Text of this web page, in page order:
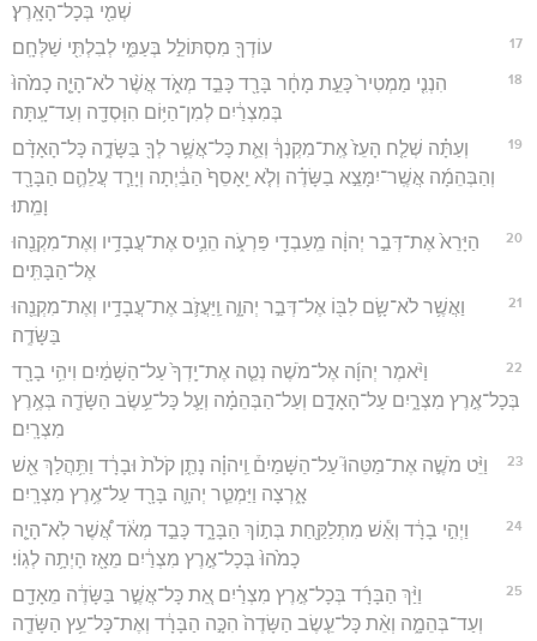
שְׁמִ֖י בְּכָל־הָאָֽרֶץ׃
17 עוֹדְךָ֖ מִסְתּוֹלֵ֣ל בְּעַמִּ֑י לְבִלְתִּ֖י שַׁלְּחָֽם׃
18
הִנְנִ֤י מַמְטִיר֙ כָּעֵ֣ת מָחָ֔ר בָּרָ֖ד כָּבֵ֣ד מְאֹ֑ד אֲשֶׁ֨ר לֹא־הָיָ֤ה כָמֹ֙הוּ֙
בְּמִצְרַ֔יִם לְמִן־הַיּ֥וֹם הִוָּסְדָ֖ה וְעַד־עָֽתָּה׃
19
וְעַתָּ֗ה שְׁלַ֤ח הָעֵז֙ אֶֽת־מִקְנְךָ֔ וְאֵ֛ת כָּל־אֲשֶׁ֥ר לְךָ֖ בַּשָּׂדֶ֑ה כָּל־הָאָדָ֨ם
וְהַבְּהֵמָ֜ה אֲשֶֽׁר־יִמָּצֵ֣א בַשָּׂדֶ֗ה וְלֹ֤א יֵֽאָסֵף֙ הַבַּ֔יְתָה וְיָרַ֧ד עֲלֵהֶ֛ם הַבָּרָ֖ד
וָמֵֽתוּ׃
20
הַיָּרֵא֙ אֶת־דְּבַ֣ר יְהוָ֔ה מֵֽעַבְדֵ֖י פַּרְעֹ֑ה הֵנִ֛יס אֶת־עֲבָדָ֥יו וְאֶת־מִקְנֵ֖הוּ
אֶל־הַבָּתִּֽים׃
21
וַאֲשֶׁ֥ר לֹא־שָׂ֛ם לִבּ֖וֹ אֶל־דְּבַ֣ר יְהוָ֑ה וַֽיַּעֲזֹ֛ב אֶת־עֲבָדָ֥יו וְאֶת־מִקְנֵ֖הוּ
בַּשָּׂדֶֽה׃
22
וַיֹּ֨אמֶר יְהוָ֜ה אֶל־מֹשֶׁה נְטֵ֤ה אֶת־יָֽדְךָ֙ עַל־הַשָּׁמַ֔יִם וִיהִ֥י בָרָ֖ד
בְּכָל־אֶ֣רֶץ מִצְרָ֑יִם עַל־הָאָדָ֣ם וְעַל־הַבְּהֵמָ֗ה וְעַ֛ל כָּל־עֵ֥שֶׂב הַשָּׂדֶ֖ה בְּאֶ֥רֶץ
מִצְרָֽיִם׃
23
וַיֵּ֨ט מֹשֶׁ֣ה אֶת־מַטֵּהוּ֮ עַל־הַשָּׁמַיִם֒ וַֽיהוָ֗ה נָתַ֤ן קֹלֹת֙ וּבָרָ֔ד וַתִּ֥הֲלַךְ אֵ֖שׁ
אָ֑רְצָה וַיַּמְטֵ֧ר יְהוָ֛ה בָּרָ֖ד עַל־אֶ֥רֶץ מִצְרָֽיִם׃
24
וַיְהִ֣י בָרָ֔ד וְאֵ֕שׁ מִתְלַקַּ֖חַת בְּת֣וֹךְ הַבָּרָ֑ד כָּבֵ֣ד מְאֹ֔ד אֲ֠שֶׁר לֹֽא־הָיָ֤ה
כָמֹ֙הוּ֙ בְּכָל־אֶ֣רֶץ מִצְרַ֔יִם מֵאָ֖ז הָיְתָ֥ה לְגֽוֹי׃
25
וַיַּ֨ךְ הַבָּרָ֜ד בְּכָל־אֶ֣רֶץ מִצְרַ֗יִם אֵ֚ת כָּל־אֲשֶׁ֣ר בַּשָּׂדֶ֔ה מֵאָדָ֖ם
וְעַד־בְּהֵמָ֑ה וְאֵ֨ת כָּל־עֵ֤שֶׂב הַשָּׂדֶה֙ הִכָּ֣ה הַבָּרָ֔ד וְאֶת־כָּל־עֵ֥ץ הַשָּׂדֶ֖ה